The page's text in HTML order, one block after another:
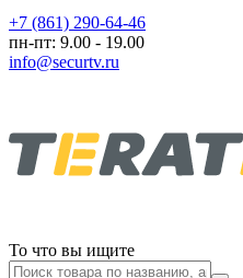
+7 (861) 290-64-46
пн-пт: 9.00 - 19.00
info@securtv.ru
То что вы ищите